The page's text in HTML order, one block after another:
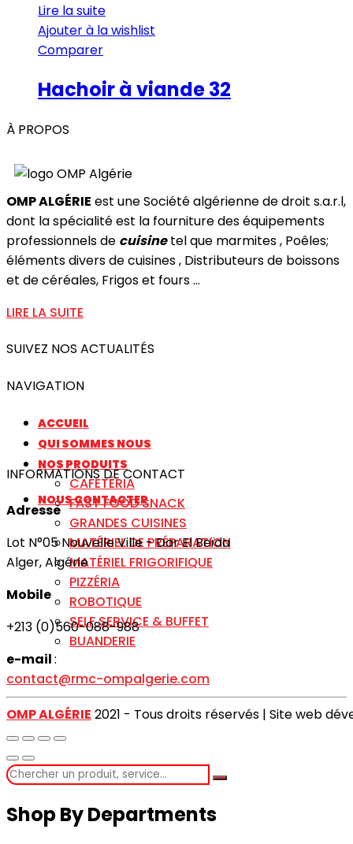
Lire la suite
Ajouter à la wishlist
Comparer
Hachoir à viande 32
À PROPOS
OMP ALGÉRIE est une Société algérienne de droit s.a.r.l,
dont la spécialité est la fourniture des équipements
professionnels de cuisine tel que marmites , Poêles;
éléments divers de cuisines , Distributeurs de boissons
et de céréales, Frigos et fours ...
LIRE LA SUITE
SUIVEZ NOS ACTUALITÉS
NAVIGATION
ACCUEIL
QUI SOMMES NOUS
NOS PRODUITS
CAFÉTÉRIA
FAST FOOD SNACK
GRANDES CUISINES
MATÉRIEL DE PRÉPARATION
MATÉRIEL FRIGORIFIQUE
PIZZÉRIA
ROBOTIQUE
SELF SERVICE & BUFFET
BUANDERIE
NOUS CONTACTER
INFORMATIONS DE CONTACT
Adresse
Lot N°05 Nouvelle Ville - Dar El Beïda
Alger, Algérie
Mobile
+213 (0)560-088-988
e-mail:
contact@rmc-ompalgerie.com
OMP ALGÉRIE 2021 - Tous droits réservés | Site web
Shop By Departments